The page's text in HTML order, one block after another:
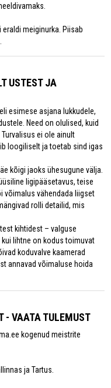
meiginurka. Piisab
USTEST JA
esimese asjana lukkudele,
Need on olulised, kuid
ei ole ainult
loogiliselt ja toetab sind igas
kõigi jaoks ühesugune välja.
ligipääsetavus, teise
võimalus vähendada liigset
rolli detailid, mis
kihtidest – valguse
lihtne on kodus toimuvat
koduvalve kaamerad
annavad võimaluse hoida
- VAATA TULEMUST
kogenud meistrite
ja Tartus.